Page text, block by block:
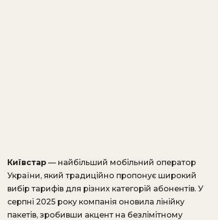
Київстар — найбільший мобільний оператор
України, який традиційно пропонує широкий
вибір тарифів для різних категорій абонентів. У
серпні 2025 року компанія оновила лінійку
пакетів, зробивши акцент на безлімітному